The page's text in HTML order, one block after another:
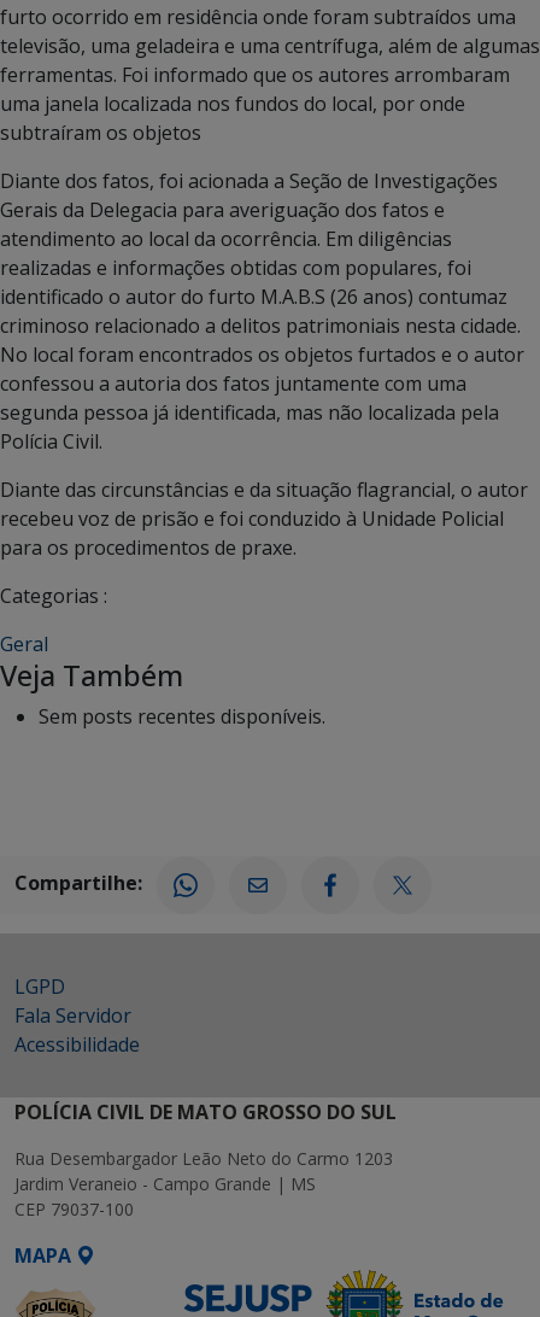
furto ocorrido em residência onde foram subtraídos uma
televisão, uma geladeira e uma centrífuga, além de algumas
ferramentas. Foi informado que os autores arrombaram
uma janela localizada nos fundos do local, por onde
subtraíram os objetos
Diante dos fatos, foi acionada a Seção de Investigações
Gerais da Delegacia para averiguação dos fatos e
atendimento ao local da ocorrência. Em diligências
realizadas e informações obtidas com populares, foi
identificado o autor do furto M.A.B.S (26 anos) contumaz
criminoso relacionado a delitos patrimoniais nesta cidade.
No local foram encontrados os objetos furtados e o autor
confessou a autoria dos fatos juntamente com uma
segunda pessoa já identificada, mas não localizada pela
Polícia Civil.
Diante das circunstâncias e da situação flagrancial, o autor
recebeu voz de prisão e foi conduzido à Unidade Policial
para os procedimentos de praxe.
Categorias :
Geral
Veja Também
Sem posts recentes disponíveis.
Compartilhe:
LGPD
Fala Servidor
Acessibilidade
POLÍCIA CIVIL DE MATO GROSSO DO SUL
Rua Desembargador Leão Neto do Carmo 1203
Jardim Veraneio - Campo Grande | MS
CEP 79037-100
MAPA